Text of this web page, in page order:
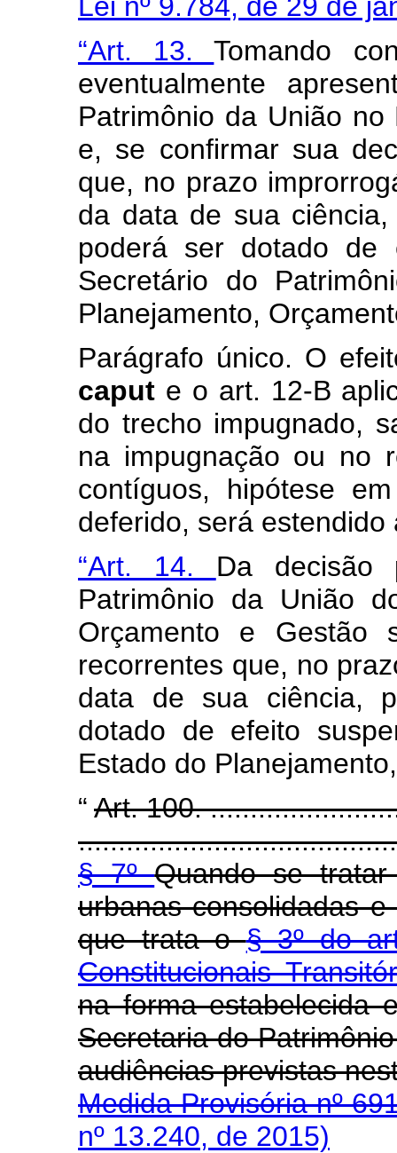
“Art. 13.Tomando
eventualmente
Patrimônio da União
e, se confirmar sua
que, no prazo
da data de sua
poderá ser dotado de
Secretário do
Planejamento,
Parágrafo único. O
caput e o art. 12-B
do trecho impugnado,
na impugnação ou no
contíguos, hipótese
deferido, será estendido
“Art. 14. Da decisão
Patrimônio da União
Orçamento e Gestão
recorrentes que, no
data de sua ciência,
dotado de efeito
Estado do
“ Art. 100.
§ 7ºQuando se
urbanas consolidadas
que trata o§ 3º do
Constitucionais
na forma estabelecida
Secretaria do
audiências previstas
Medida Provisória nº
nº 13.240, de 2015)